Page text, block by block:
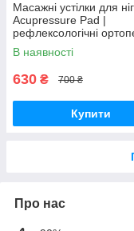
Масажні устілки для ніг
Acupressure Pad |
рефлексологічні
устілки | анти-втома,
стимуляція точок стопи
В наявності
630 ₴ 700 ₴
Купити
Про нас